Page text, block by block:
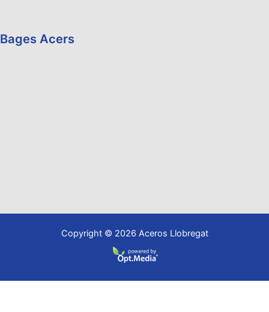
Bages Acers
Copyright © 2026 Aceros Llobregat